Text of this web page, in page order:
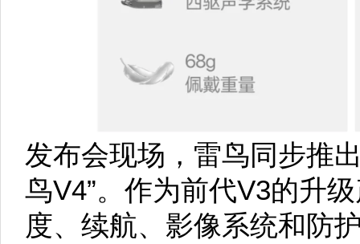
发布会现场，雷鸟同步推
鸟V4”。作为前代V3的升
度、续航、影像系统和防